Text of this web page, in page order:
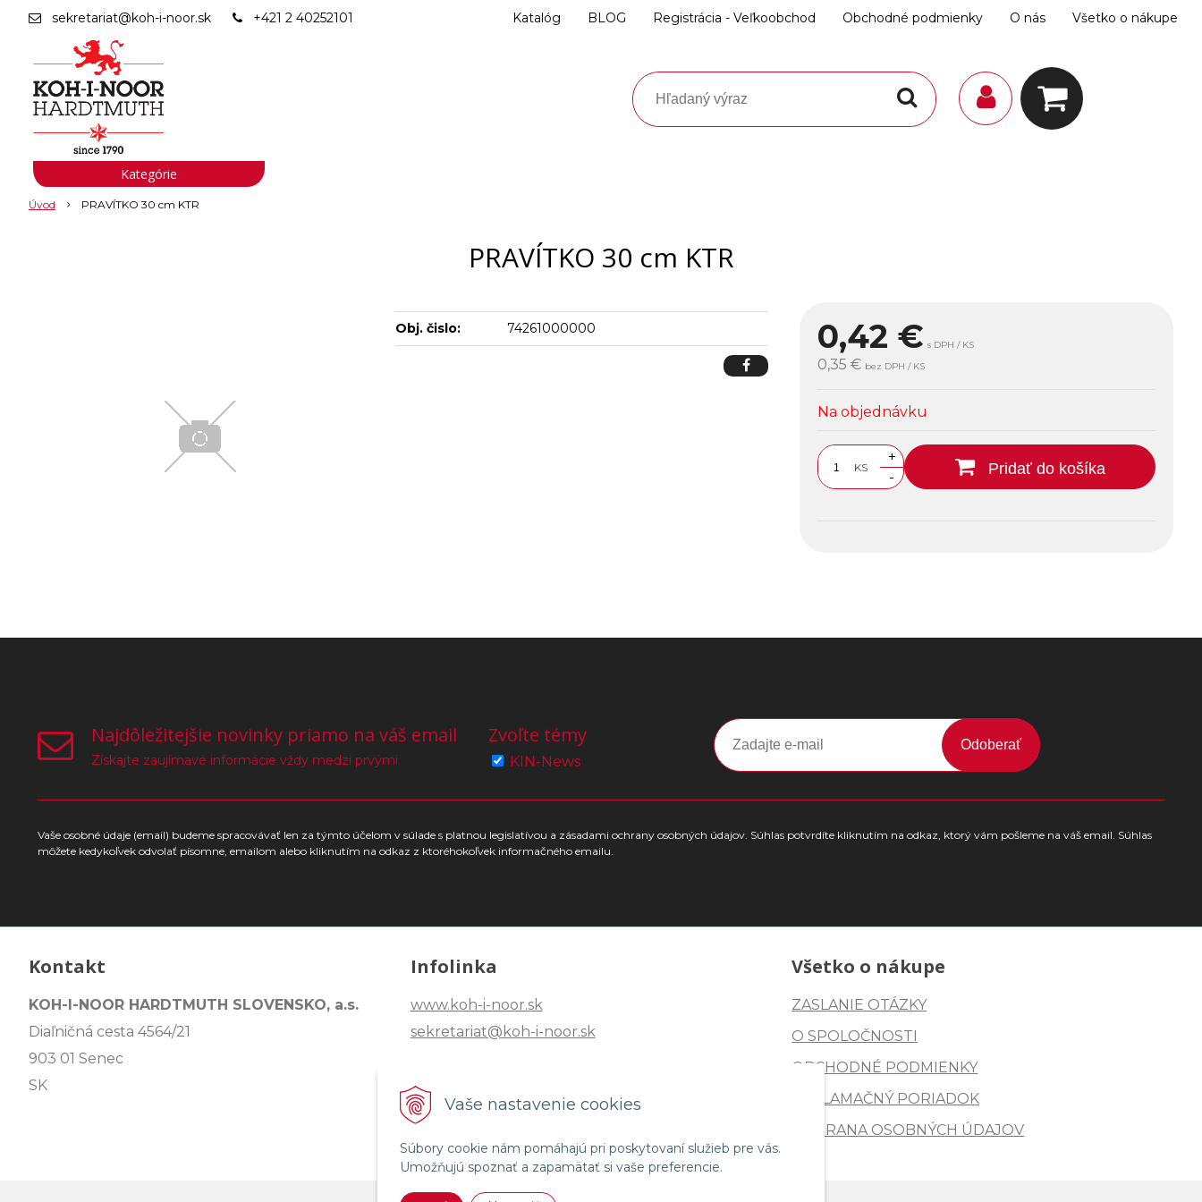
Vaše nastavenie cookies
Súbory cookie nám pomáhajú pri poskytovaní služieb pre vás.
Umožňujú spoznať a zapamätať si vaše preferencie.
sekretariat@koh-i-noor.sk +421 2 40252101 Katalóg BLOG Registrácia - Veľkoobchod Obchodné podmienky O nás Všetko o nákupe
Úvod PRAVÍTKO 30 cm KTR
PRAVÍTKO 30 cm KTR
0,42 € s DPH / KS
0,35 € bez DPH / KS
Na objednávku
KS
+
-
Pridať do košíka
Obj. čislo: 74261000000
Kategórie
Najdôležitejšie novinky priamo na váš email
Získajte zaujímavé informácie vždy medzi prvými
Zvoľte témy
KIN-News
Odoberať
Vaše osobné údaje (email) budeme spracovávať len za týmto účelom v súlade s platnou legislatívou a zásadami ochrany osobných údajov. Súhlas potvrdíte kliknutím na odkaz, ktorý vám pošleme na váš email. Súhlas
môžete kedykoľvek odvolať písomne, emailom alebo kliknutím na odkaz z ktoréhokoľvek informačného emailu.
Kontakt
KOH-I-NOOR HARDTMUTH SLOVENSKO, a.s.
Diaľničná cesta 4564/21
903 01 Senec
SK
Infolinka
www.koh-i-noor.sk
sekretariat@koh-i-noor.sk
Tel: +421 2 40252101
Fax: +421 2 44872870
Všetko o nákupe
ZASLANIE OTÁZKY
O SPOLOČNOSTI
OBCHODNÉ PODMIENKY
REKLAMAČNÝ PORIADOK
OCHRANA OSOBNÝCH ÚDAJOV